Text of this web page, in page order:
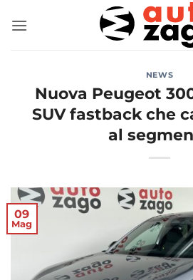
NEWS
Nuova Peugeot
SUV fastback che
al
09
Mag